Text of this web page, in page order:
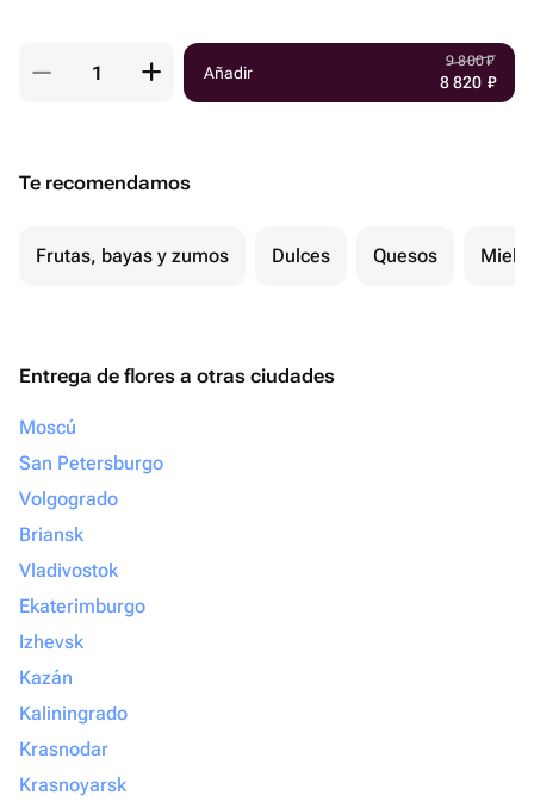
Añadir
9 800₽
8 820 ₽
Te recomendamos
Frutas, bayas y zumos Dulces Quesos Miel
Entrega de flores a otras ciudades
Moscú
San Petersburgo
Volgogrado
Briansk
Vladivostok
Ekaterimburgo
Izhevsk
Kazán
Kaliningrado
Krasnodar
Krasnoyarsk